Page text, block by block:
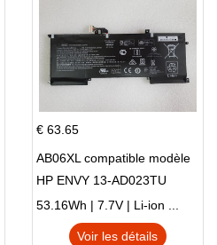
€ 63.65
AB06XL compatible modèle
HP ENVY 13-AD023TU
HSTNN-DB8C 921438-855
TPN-I128
53.16Wh | 7.7V | Li-ion ...
Voir les détails